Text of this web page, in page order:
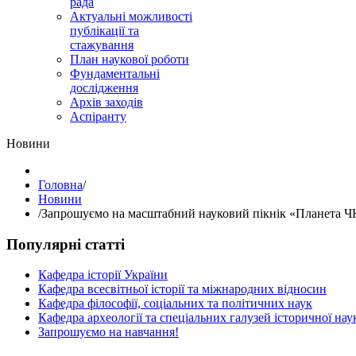
Актуальні можливості
публікації та
стажування
План наукової роботи
Фундаментальні
дослідження
Архів заходів
Аспіранту
Hовини
Головна/
Hовини
/Запрошуємо на масштабний науковий пікнік «Планета
Популярні статті
Кафедра історії України
Кафедра всесвітньої історії та міжнародних відносин
Кафедра філософії, соціальних та політичних наук
Кафедра археології та спеціальних галузей історичної
Запрошуємо на навчання!